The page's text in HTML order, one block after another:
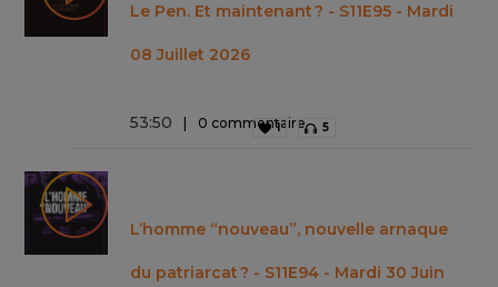
Le Pen. Et maintenant ? - S11E95 - Mardi
08 Juillet 2026
53:50 0 commentaire
1 5
L’homme “nouveau”, nouvelle arnaque
du patriarcat ? - S11E94 - Mardi 30 Juin